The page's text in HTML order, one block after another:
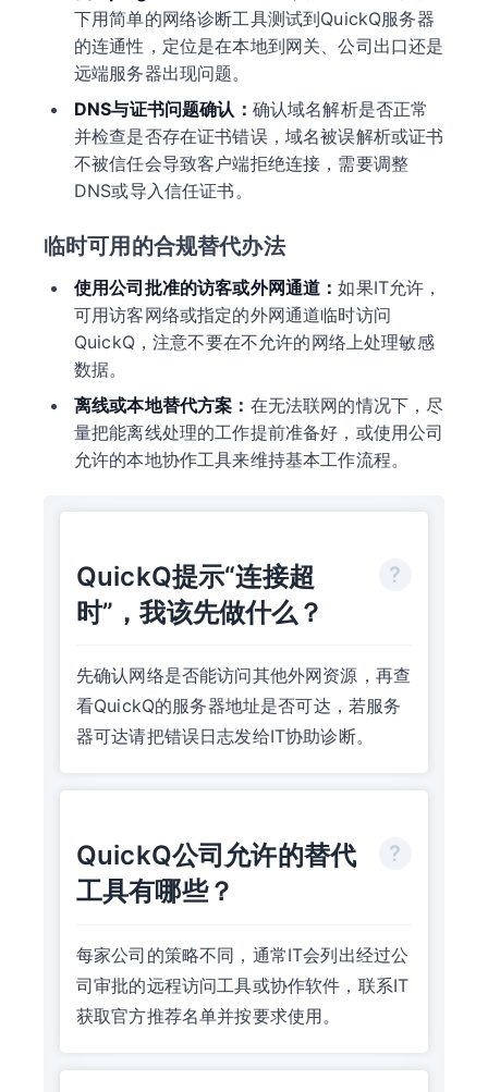
下用简单的网络诊断工具测试到QuickQ服务器
的连通性，定位是在本地到网关、公司出口还是
远端服务器出现问题。
DNS与证书问题确认： 确认域名解析是否正常
并检查是否存在证书错误，域名被误解析或证书
不被信任会导致客户端拒绝连接，需要调整
DNS或导入信任证书。
临时可用的合规替代办法
使用公司批准的访客或外网通道：如果IT允许，
可用访客网络或指定的外网通道临时访问
QuickQ，注意不要在不允许的网络上处理敏感
数据。
离线或本地替代方案： 在无法联网的情况下，尽
量把能离线处理的工作提前准备好，或使用公司
允许的本地协作工具来维持基本工作流程。
QuickQ提示“连接超
时”，我该先做什么？
先确认网络是否能访问其他外网资源，再查
看QuickQ的服务器地址是否可达，若服务
器可达请把错误日志发给IT协助诊断。
QuickQ公司允许的替代
工具有哪些？
每家公司的策略不同，通常IT会列出经过公
司审批的远程访问工具或协作软件，联系IT
获取官方推荐名单并按要求使用。